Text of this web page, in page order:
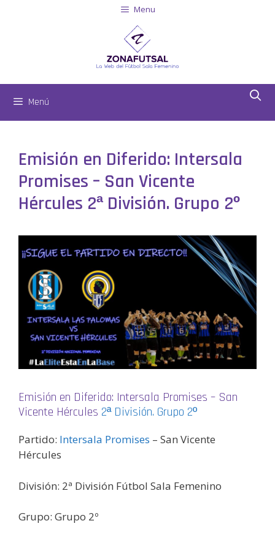
Menu
Menú
Emisión en Diferido: Intersala
Promises – San Vicente
Hércules 2ª División. Grupo 2º
Emisión en Diferido: Intersala Promises – San
Vicente Hércules 2ª División. Grupo 2º
Partido: Intersala Promises – San Vicente
Hércules
División: 2ª División Fútbol Sala Femenino
Grupo: Grupo 2º